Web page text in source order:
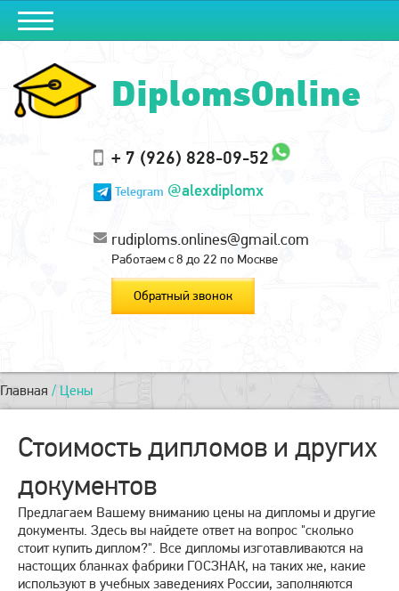
DiplomsOnline
+ 7 (926) 828-09-52
Telegram @alexdiplomx
rudiploms.onlines@gmail.com
Работаем с 8 до 22 по Москве
Обратный звонок
Главная / Цены
Стоимость дипломов и других
документов
Предлагаем Вашему вниманию цены на дипломы и другие
документы. Здесь вы найдете ответ на вопрос "сколько
стоит купить диплом?". Все дипломы изготавливаются на
настощих бланках фабрики ГОСЗНАК, на таких же, какие
используют в учебных заведениях России, заполняются